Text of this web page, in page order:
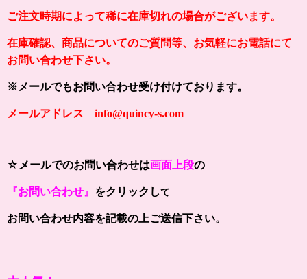
ご注文時期によって稀に在庫切れの場合がございます。
在庫確認、商品についてのご質問等、お気軽にお電話にて
お問い合わせ下さい。
※メールでもお問い合わせ受け付けております。
メールアドレス info@quincy-s.com
☆メールでのお問い合わせは画面上段の
『お問い合わせ』 をクリックして
お問い合わせ内容を記載の上ご送信下さい。